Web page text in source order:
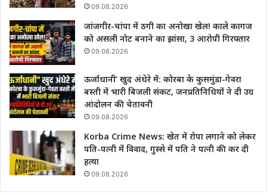
09.08.2026
जांजगीर-चांपा में ठगी का अनोखा खेल! काले कागज
को असली नोट बनाने का झांसा, 3 आरोपी गिरफ्तार
09.08.2026
ऊर्जाधानी’ खुद अंधेरे में: कोरबा के कुसमुंडा-गेवरा
बस्ती में भारी बिजली संकट, जनप्रतिनिधियों ने दी उग्र
आंदोलन की चेतावनी
09.08.2026
Korba Crime News: खेत में रोपा लगाने को लेकर
पति-पत्नी में विवाद, गुस्से में पति ने पत्नी की कर दी
हत्या
09.08.2026